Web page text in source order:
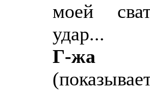
моей
удар...
Г-жа